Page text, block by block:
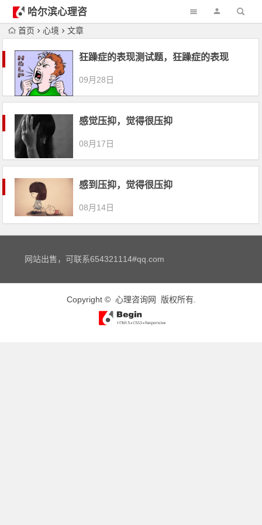
哈尔滨心理咨
询首页 心境 文章
狂躁症的表现测试题，狂躁症的表现
09月28日
感觉压抑，觉得很压抑
08月17日
感到压抑，觉得很压抑
08月14日
网站出售，可联系654321114#qq.com
Copyright © 心理咨询网 版权所有.